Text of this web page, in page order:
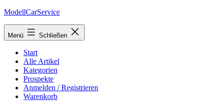
Zum
springen
ModellCarService
Menü Schließen
Start
Alle Artikel
Kategorien
Prospekte
Anmelden / Registrieren
Warenkorb